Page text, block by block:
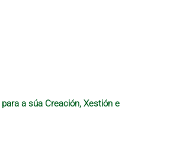
a súa Creación, Xestión e